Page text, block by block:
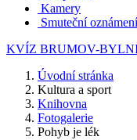
Kamery
Smuteční oznámení
KVÍZ BRUMOV-
Úvodní stránka
Kultura a sport
Knihovna
Fotogalerie
Pohyb je lék